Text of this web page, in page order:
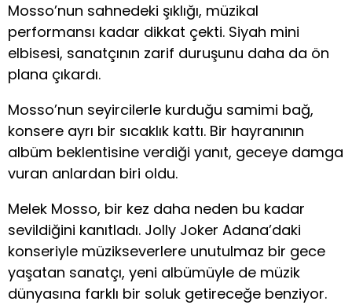
Mosso’nun sahnedeki şıklığı, müzikal
performansı kadar dikkat çekti. Siyah mini
elbisesi, sanatçının zarif duruşunu daha da ön
plana çıkardı.
Mosso’nun seyircilerle kurduğu samimi bağ,
konsere ayrı bir sıcaklık kattı. Bir hayranının
albüm beklentisine verdiği yanıt, geceye damga
vuran anlardan biri oldu.
Melek Mosso, bir kez daha neden bu kadar
sevildiğini kanıtladı. Jolly Joker Adana’daki
konseriyle müzikseverlere unutulmaz bir gece
yaşatan sanatçı, yeni albümüyle de müzik
dünyasına farklı bir soluk getireceğe benziyor.